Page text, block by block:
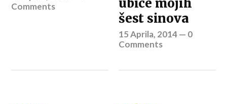
Comments
ubice mojih
šest sinova
15 Aprila, 2014— 0
Comments